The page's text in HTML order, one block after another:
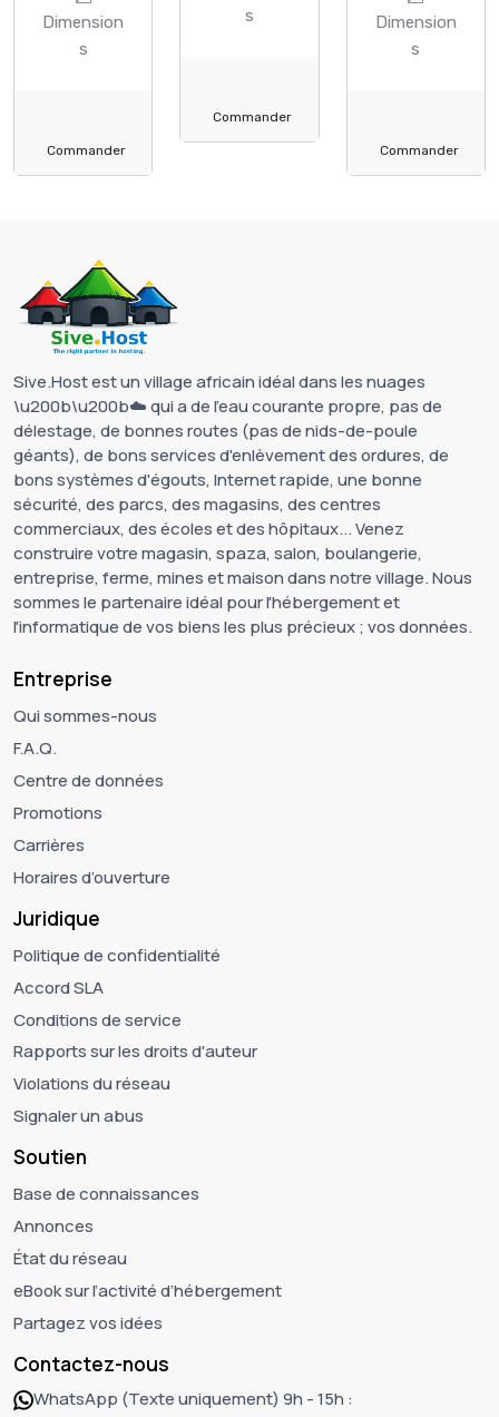
Dimension
s
Commander
s
Commander
Dimension
s
Commander
Sive.Host est un village africain idéal dans les nuages
\u200b\u200b☁️ qui a de l'eau courante propre, pas de
délestage, de bonnes routes (pas de nids-de-poule
géants), de bons services d'enlèvement des ordures, de
bons systèmes d'égouts, Internet rapide, une bonne
sécurité, des parcs, des magasins, des centres
commerciaux, des écoles et des hôpitaux... Venez
construire votre magasin, spaza, salon, boulangerie,
entreprise, ferme, mines et maison dans notre village. Nous
sommes le partenaire idéal pour l'hébergement et
l'informatique de vos biens les plus précieux ; vos données.
Entreprise
Qui sommes-nous
F.A.Q.
Centre de données
Promotions
Carrières
Horaires d’ouverture
Juridique
Politique de confidentialité
Accord SLA
Conditions de service
Rapports sur les droits d'auteur
Violations du réseau
Signaler un abus
Soutien
Base de connaissances
Annonces
État du réseau
eBook sur l’activité d’hébergement
Partagez vos idées
Contactez-nous
WhatsApp (Texte uniquement) 9h - 15h :